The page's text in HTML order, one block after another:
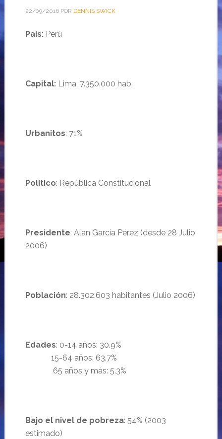
22/09/2016POR DENNIS SWICK
País: Perú
Capital: Lima, 7.350.000 hab.
Urbanitos: 71%
Político: República Constitucional
Presidente: Alan García Pérez (desde 28 Julio
2006)
Población: 28.302.603 habitantes (Julio 2006)
Edades: 0-14 años: 30.9%
15-64 años: 63.7%
65 años y más: 5.3%
Bajo el nivel de pobreza: 54% (2003
estimado)